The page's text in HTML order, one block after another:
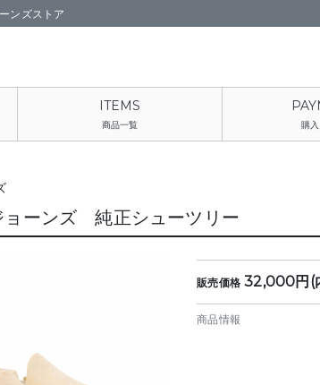
ンズストア
商品一覧 購
ョーンズ 純正シューツリー
販売価格 32,000円(
商品情報